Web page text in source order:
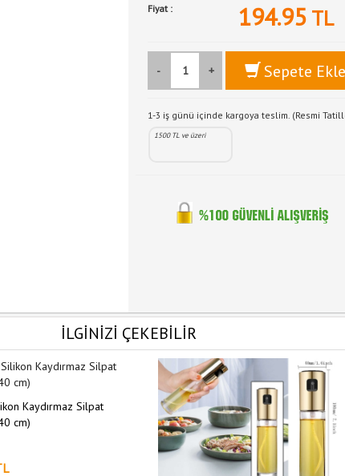
Fiyat : 194.95 TL
- + Sepete Ekle
1-3 iş günü içinde kargoya teslim. (Resmi
1500 TL ve üzeri
İLGİNİZİ ÇEKEBİLİR
Kaydırmaz Silpat
cm)